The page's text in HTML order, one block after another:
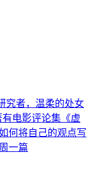
究者，温柔的处女
电影评论集《虚
何将自己的观点写
一篇